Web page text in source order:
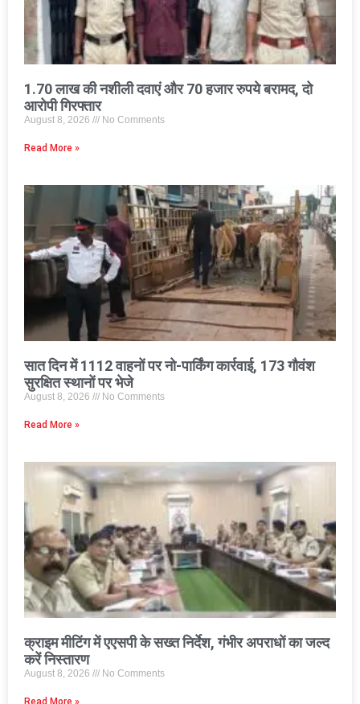
1.70 लाख की नशीली दवाएं और 70 हजार रुपये बरामद, दो
आरोपी गिरफ्तार
August 8, 2026 No Comments
Read More »
सात दिन में 1112 वाहनों पर नो-पार्किंग कार्रवाई, 173 गौवंश
सुरक्षित स्थानों पर भेजे
August 8, 2026 No Comments
Read More »
क्राइम मीटिंग में एएसपी के सख्त निर्देश, गंभीर अपराधों का जल्द
करें निस्तारण
August 8, 2026 No Comments
Read More »